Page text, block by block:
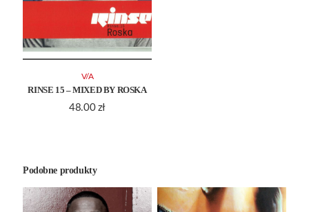
RINSE 15 – MIXED BY ROSKA
48.00 zł
V/A
Podobne produkty